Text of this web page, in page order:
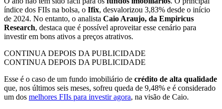
índice dos FIIs na bolsa, o Ifix, desvalorizou 3,83% desde o início
de 2024. No entanto, o analista Caio Araujo, da Empiricus
Research, destaca que é possível aproveitar esse cenário para
investir em bons ativos a preços atrativos.
CONTINUA DEPOIS DA PUBLICIDADE
CONTINUA DEPOIS DA PUBLICIDADE
Esse é o caso de um fundo imobiliário de crédito de alta qualidade
que, nos últimos seis meses, sofreu queda de 9,48% e é considerado
um dos melhores FIIs para investir agora, na visão de Caio.